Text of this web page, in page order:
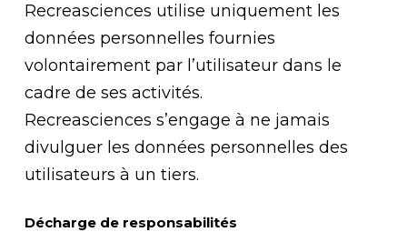
Recreasciences utilise uniquement les
données personnelles fournies
volontairement par l’utilisateur dans le
cadre de ses activités.
Recreasciences s’engage à ne jamais
divulguer les données personnelles des
utilisateurs à un tiers.
Décharge de responsabilités